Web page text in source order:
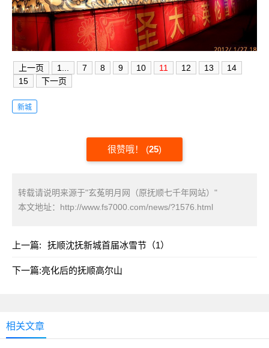
上一页 1... 7 8 9 10 11 12 13
14
15
下一页
新城
很赞哦！ (25)
转载请说明来源于"玄菟明月网（原抚顺七千年网站）"
本文地址： http://www.fs7000.com/news/?1576.html
上一篇: 抚顺沈抚新城首届冰雪节（1）
下一篇:亮化后的抚顺高尔山
相关文章